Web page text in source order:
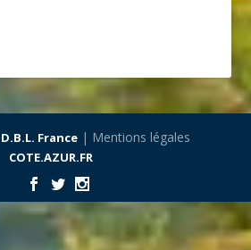
D.B.L. France| Mentions légales
COTE.AZUR.FR